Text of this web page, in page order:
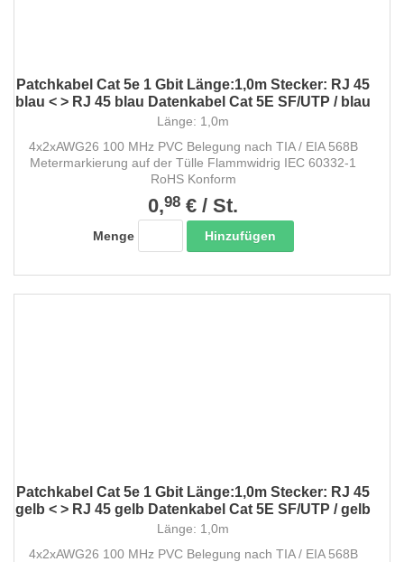
Patchkabel Cat 5e 1 Gbit Länge:1,0m Stecker: RJ 45
blau < > RJ 45 blau Datenkabel Cat 5E SF/UTP / blau
Länge: 1,0m
4x2xAWG26 100 MHz PVC Belegung nach TIA / EIA 568B
Metermarkierung auf der Tülle Flammwidrig IEC 60332-1
RoHS Konform
0,98 € / St.
Menge Hinzufügen
Patchkabel Cat 5e 1 Gbit Länge:1,0m Stecker: RJ 45
gelb < > RJ 45 gelb Datenkabel Cat 5E SF/UTP / gelb
Länge: 1,0m
4x2xAWG26 100 MHz PVC Belegung nach TIA / EIA 568B